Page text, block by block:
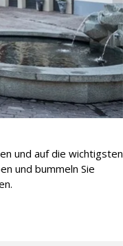
und auf die wichtigsten
und bummeln Sie